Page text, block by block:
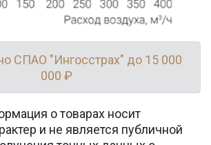
СПАО "Ингосстрах" до 15 000
000 ₽
о товарах носит
и не является публичной